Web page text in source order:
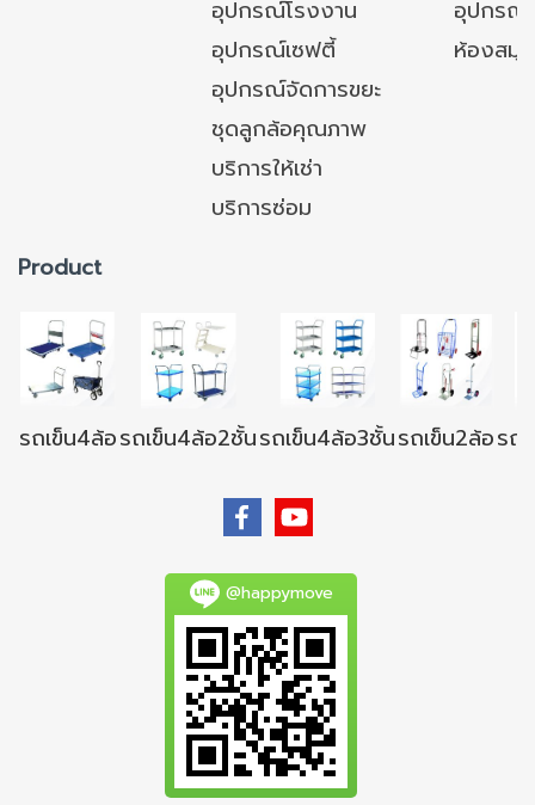
อุปกรณ์โรงงาน
อุปกรณ์
อุปกรณ์เซฟตี้
ห้องสมุ
อุปกรณ์จัดการขยะ
ชุดลูกล้อคุณภาพ
บริการให้เช่า
บริการซ่อม
Product
รถเข็น4ล้อรถเข็น4ล้อ2ชั้นรถเข็น4ล้อ3ชั้นรถเข็น2ล้อรถ
@happymove